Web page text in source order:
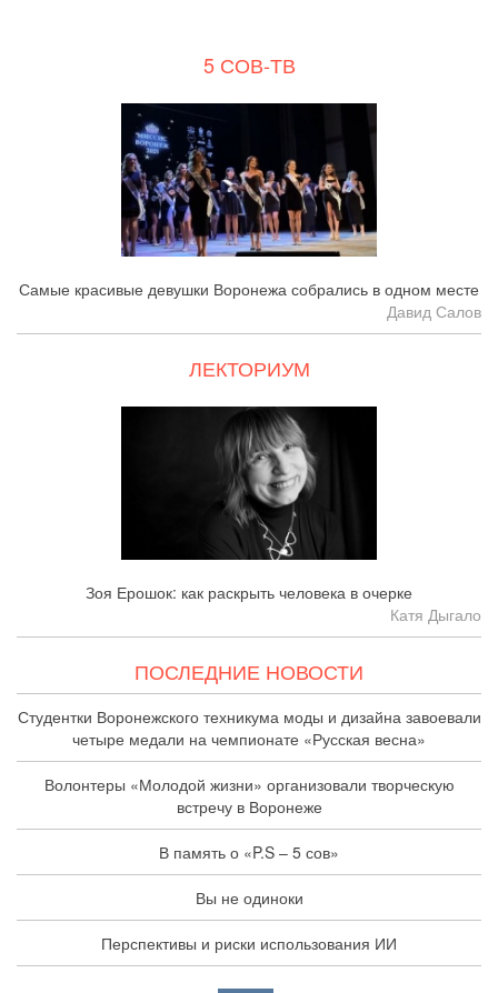
5 СОВ-ТВ
Самые красивые девушки Воронежа собрались в одном месте
Давид Салов
ЛЕКТОРИУМ
Зоя Ерошок: как раскрыть человека в очерке
Катя Дыгало
ПОСЛЕДНИЕ НОВОСТИ
Студентки Воронежского техникума моды и дизайна завоевали
четыре медали на чемпионате «Русская весна»
Волонтеры «Молодой жизни» организовали творческую
встречу в Воронеже
В память о «P.S – 5 сов»
Вы не одиноки
Перспективы и риски использования ИИ